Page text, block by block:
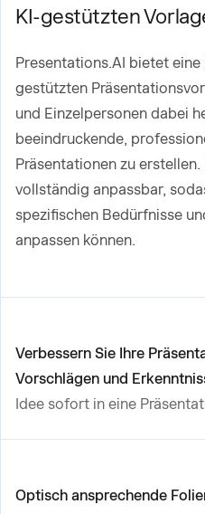
KI-gestützten
Presentations.AI bietet
gestützten
und Einzelpersonen dabei
beeindruckende,
Präsentationen zu
vollständig anpassbar,
spezifischen Bedürfnisse
anpassen können.
Verbessern Sie Ihre
Vorschlägen und
Idee sofort in eine
Optisch ansprechende